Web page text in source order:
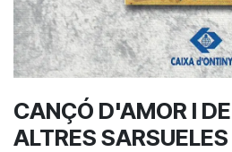
CANÇÓ D'AMOR I
ALTRES